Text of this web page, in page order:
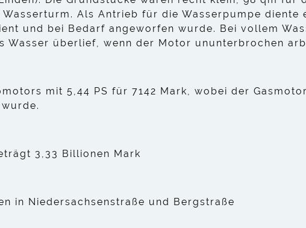
Als Antrieb für die Wasserpumpe diente
und bei Bedarf angeworfen wurde. Bei vollem
Wasser überlief, wenn der Motor ununterbrochen
mit 5,44 PS für 7142 Mark, wobei der
3,33 Billionen Mark
in Niedersachsenstraße und Bergstraße